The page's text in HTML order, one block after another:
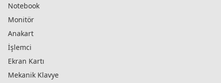
Notebook
Monitör
Anakart
İşlemci
Ekran Kartı
Mekanik Klavye